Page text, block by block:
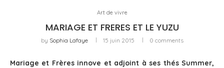
Art de vivre
MARIAGE ET FRERES ET LE YUZU
by Sophia Lafaye 15 juin 2015 0 comments
Mariage et Frères innove et adjoint à ses thés Summer,